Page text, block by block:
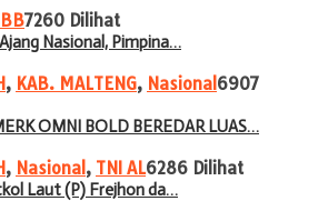
7260 Dilihat
Nasional, Pimpina…
, KAB. MALTENG, Nasional 6907
OMNI BOLD BEREDAR LUAS…
, Nasional , TNI AL6286 Dilihat
Laut (P) Frejhon da…